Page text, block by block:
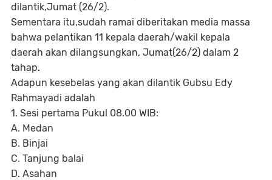
dilantik,Jumat (26/2).
Sementara itu,sudah ramai diberitakan media massa
bahwa pelantikan 11 kepala daerah/wakil kepala
daerah akan dilangsungkan, Jumat(26/2) dalam 2
tahap.
Adapun kesebelas yang akan dilantik Gubsu Edy
Rahmayadi adalah
1. Sesi pertama Pukul 08.00 WIB:
A. Medan
B. Binjai
C. Tanjung balai
D. Asahan